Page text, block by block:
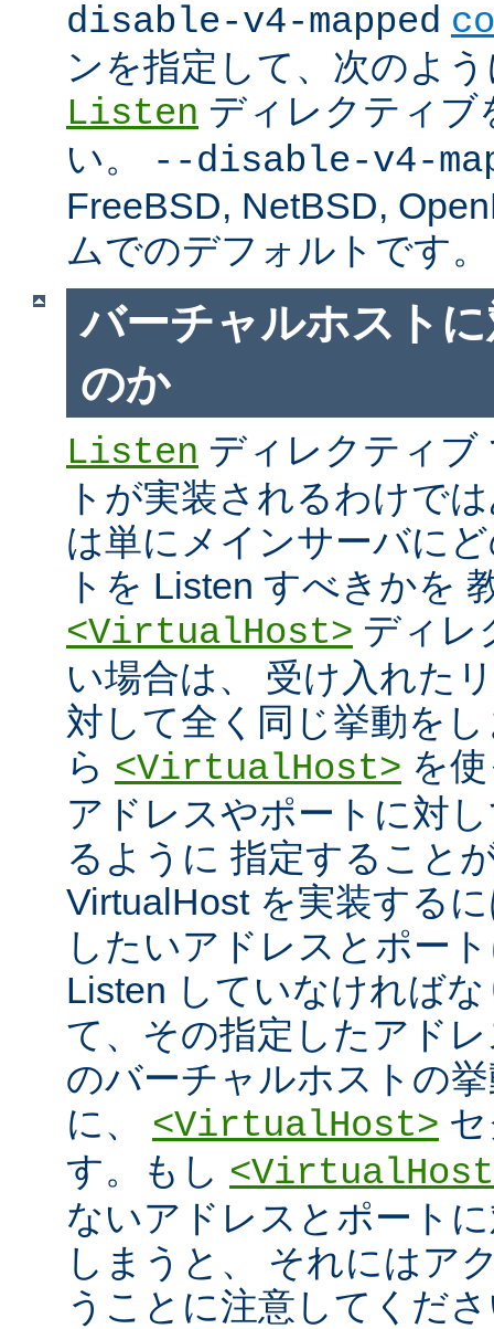
disable-v4-mapped
ンを指定して、次のよ
Listen ディレクティブ
い。
--disable-v4-
FreeBSD, NetBSD,
ムでのデフォルトです。
バーチャルホスト
のか
Listen ディレクティブ
トが実装されるわけで
は単にメインサーバに
トを Listen すべきかを
<VirtualHost> ディレ
い場合は、 受け入れた
対して全く同じ挙動を
ら <VirtualHost> を
アドレスやポートに対
るように 指定すること
VirtualHost を実装する
したいアドレスとポー
Listen していなければ
て、その指定したアド
のバーチャルホストの
に、 <VirtualHost>
す。もし
ないアドレスとポート
しまうと、 それにはア
うことに注意してくだ